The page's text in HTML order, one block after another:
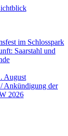
im Schlosspark
Saarstahl und
August
Ankündigung der
2026